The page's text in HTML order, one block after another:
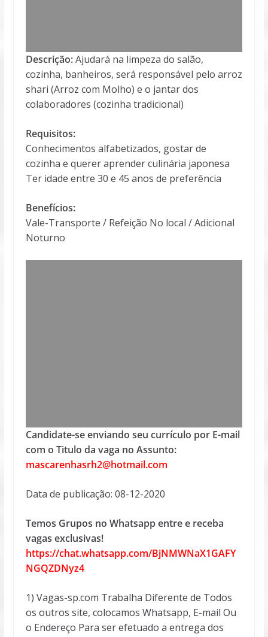
Descrição:Ajudará na limpeza do salão,
cozinha, banheiros, será responsável pelo arroz
shari (Arroz com Molho) e o jantar dos
colaboradores (cozinha tradicional)
Requisitos:
Conhecimentos alfabetizados, gostar de
cozinha e querer aprender culinária japonesa
Ter idade entre 30 e 45 anos de preferência
Benefícios:
Vale-Transporte / Refeição No local / Adicional
Noturno
Candidate-se enviando seu currículo por E-mail
com o Titulo da vaga no Assunto:
mascarenhasrh2@hotmail.com
Data de publicação: 08-12-2020
Temos Grupos no Whatsapp entre e receba
vagas exclusivas!
https://chat.whatsapp.com/BjNMWNaX1GAFY
NGQZDNyz4
1) Vagas-sp.com Trabalha Diferente de Todos
os outros site, colocamos Whatsapp, E-mail Ou
o Endereço Para ser efetuado a entrega dos